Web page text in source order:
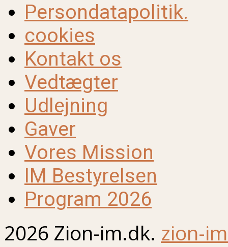
Persondatapolitik.
cookies
Kontakt os
Vedtægter
Udlejning
Gaver
Vores Mission
IM Bestyrelsen
Program 2026
2026 Zion-im.dk. zion-